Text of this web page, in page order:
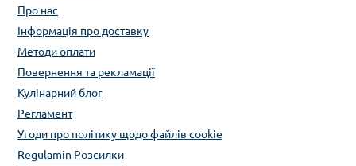
Про нас
Інформація про доставку
Методи оплати
Повернення та рекламації
Кулінарний блог
Регламент
Угоди про політику щодо файлів cookie
Regulamin Розсилки